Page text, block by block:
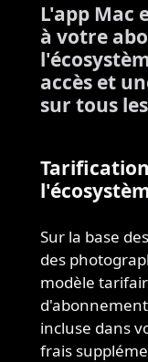
L'app Mac
à votre
accès et
sur tous
Sur la base
des
modèle
incluse dans
frais